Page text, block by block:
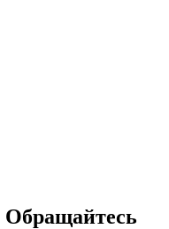
Обращайтесь